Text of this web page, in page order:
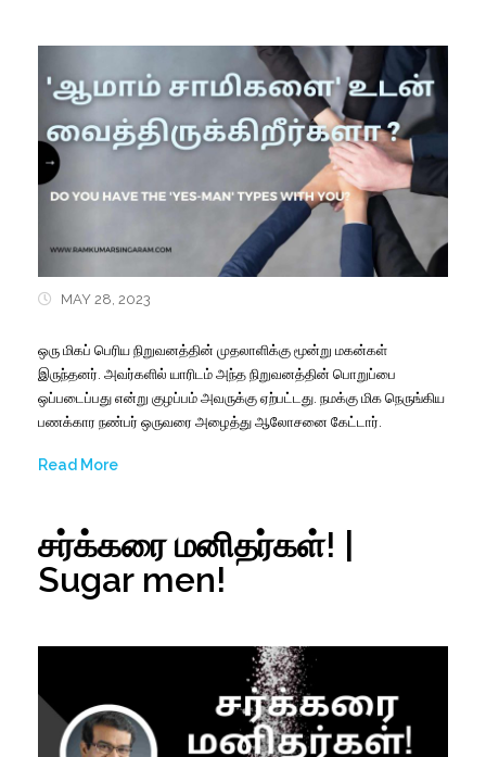
MAY 28, 2023
ஒரு மிகப் பெரிய நிறுவனத்தின் முதலாளிக்கு மூன்று மகன்கள்
இருந்தனர். அவர்களில் யாரிடம் அந்த நிறுவனத்தின் பொறுப்பை
ஒப்படைப்பது என்று குழப்பம் அவருக்கு ஏற்பட்டது. நமக்கு மிக நெருங்கிய
பணக்கார நண்பர் ஒருவரை அழைத்து ஆலோசனை கேட்டார்.
Read More
சர்க்கரை மனிதர்கள்! |
Sugar men!